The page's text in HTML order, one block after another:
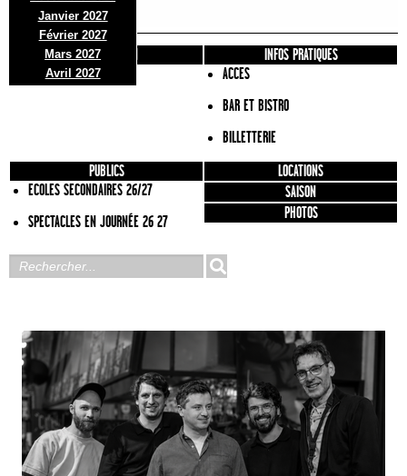
Janvier 2027
Février 2027
Mars 2027
Avril 2027
30 31
PRÉSENTATION
INFOS PRATIQUES
ACCES
BAR ET BISTRO
BILLETTERIE
PUBLICS
ECOLES SECONDAIRES 26/27
SPECTACLES EN JOURNÉE 26 27
LOCATIONS
SAISON
PHOTOS